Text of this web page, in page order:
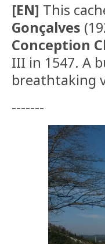
[EN] This
Gonçalves
Conception
III in 1547. A
breathtaking
-------